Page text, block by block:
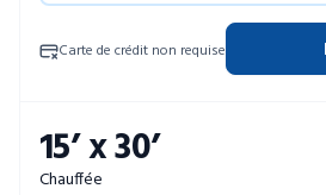
Promo éclair
52 SEM À 10 %
Carte de crédit non requise
15’ x 30’
Chauffée